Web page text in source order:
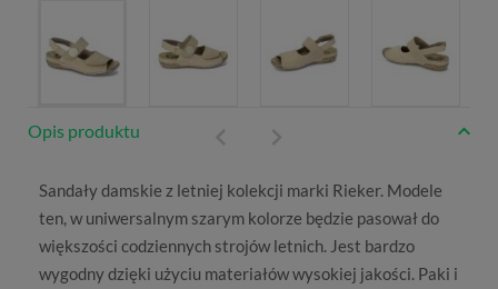
Opis produktu
Sandały damskie z letniej kolekcji marki Rieker. Modele
ten, w uniwersalnym szarym kolorze będzie pasował do
większości codziennych strojów letnich. Jest bardzo
wygodny dzięki użyciu materiałów wysokiej jakości. Paki i